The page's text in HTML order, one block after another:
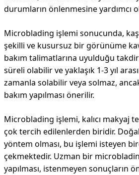
durumların önlenmesine yardımcı
Microblading işlemi sonucunda,
şekilli ve kusursuz bir görünüme
bakım talimatlarına uyulduğu
süreli olabilir ve yaklaşık 1-3 yıl
zamanla solabilir veya solmaz,
bakım yapılması önerilir.
Microblading işlemi, kalıcı makyaj
çok tercih edilenlerden biridir.
yöntem olması, bu işlemi isteyen
çekmektedir. Uzman bir
yapılması, istenmeyen sonuçların